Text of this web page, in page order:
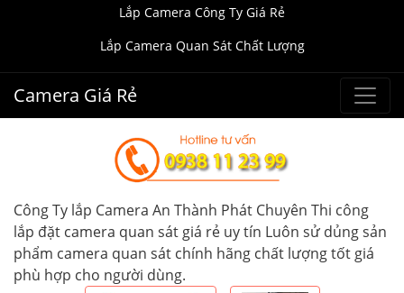
Lắp Camera Công Ty Giá Rẻ
Lắp Camera Quan Sát Chất Lượng
Camera Giá Rẻ
Công Ty lắp Camera An Thành Phát Chuyên Thi công
lắp đặt camera quan sát giá rẻ uy tín Luôn sử dủng sản
phẩm camera quan sát chính hãng chất lượng tốt giá
phù hợp cho người dùng.